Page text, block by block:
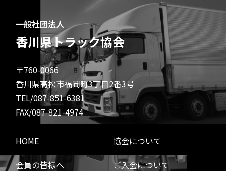
一般社団法人
香川県トラック協会
〒760-0066
香川県高松市福岡町3丁目2番3号
TEL/087-851-6381
FAX/087-821-4974
HOME
協会について
会員の皆様へ
ご入会について